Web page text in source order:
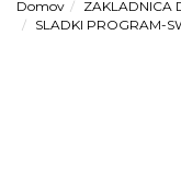
Domov
ZAKLADNICA
SLADKI PROGRAM-